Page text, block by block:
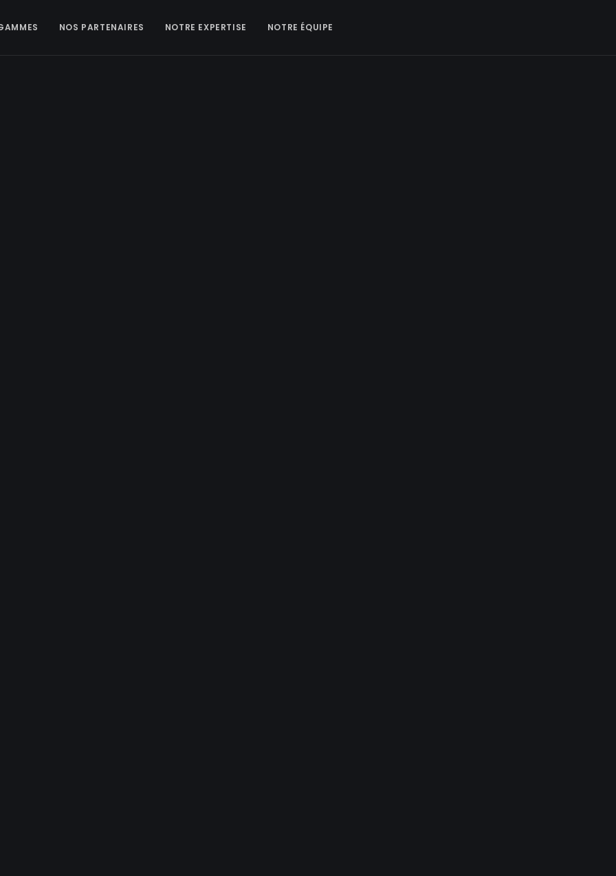
NOS PARTENAIRES NOTRE EXPERTISE NOTRE ÉQUIPE